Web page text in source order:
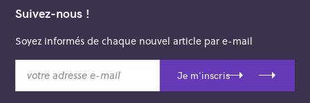
Suivez-nous !
Soyez informés de chaque nouvel article par e-mail
t
Je m'inscris